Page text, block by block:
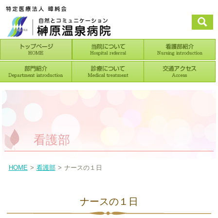
看護部
HOME 看護部 ナースの１日
ナースの１日